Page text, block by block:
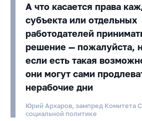
А что касается права
субъекта или отдельных
работодателей
решение — пожалуйста,
если есть такая
они могут сами
нерабочие дни
Юрий Архаров, зампред Комитета
социальной политике